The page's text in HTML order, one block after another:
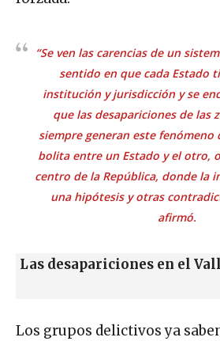
“Se ven las carencias de un
sentido en que cada Estado
institución y jurisdicción y se
que las desapariciones de las
siempre generan este fenómeno
bolitaentre un Estado y el otro,
centro de la República, donde la
una hipótesis y otras
afirmó.
Las desapariciones en el
Los grupos delictivos ya